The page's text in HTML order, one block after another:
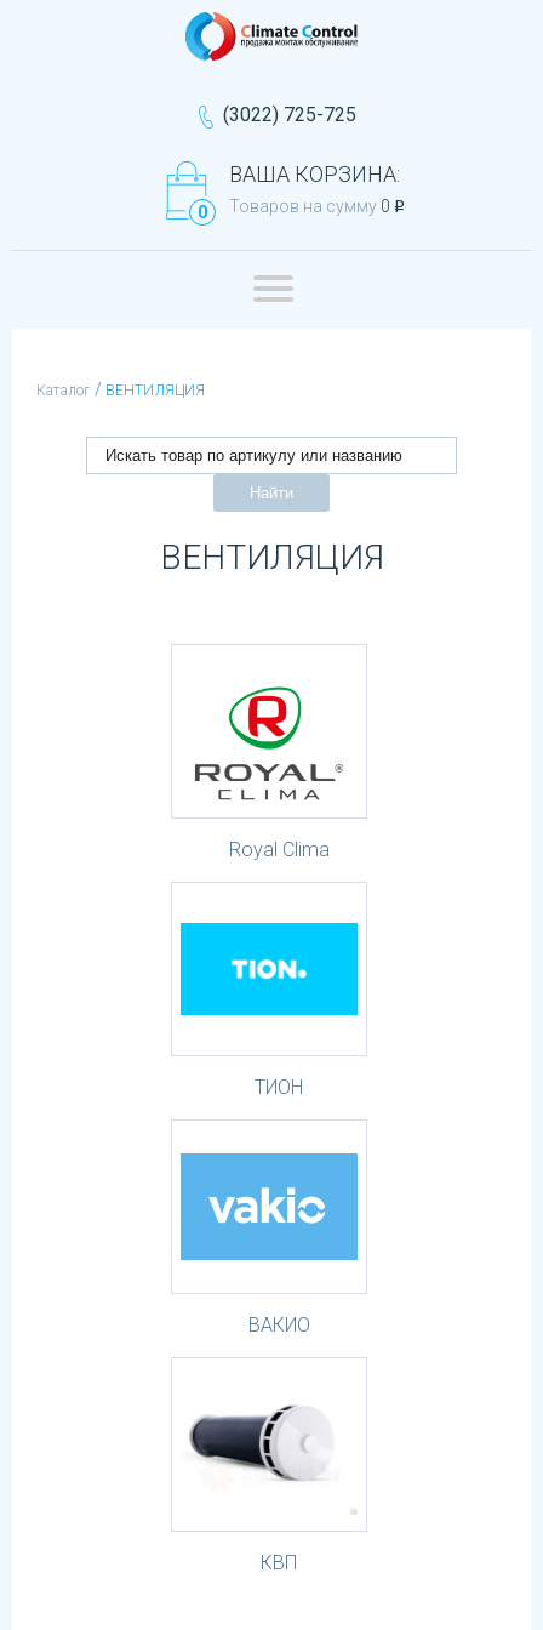
(3022) 725-725
0
ВАША КОРЗИНА:
Товаров на сумму 0 q
Каталог / ВЕНТИЛЯЦИЯ
Найти
ВЕНТИЛЯЦИЯ
Royal Clima
ТИОН
ВАКИО
КВП